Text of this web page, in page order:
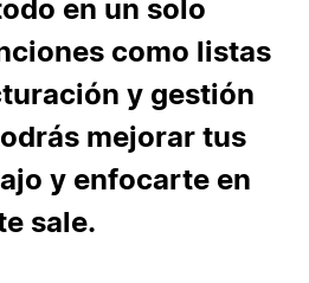
en un solo
como listas
y gestión
mejorar tus
y enfocarte en
sale.